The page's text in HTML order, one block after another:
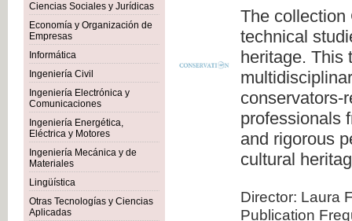
Ciencias Sociales y Jurídicas
Economía y Organización de
Empresas
Informática
Ingeniería Civil
Ingeniería Electrónica y
Comunicaciones
Ingeniería Energética,
Eléctrica y Motores
Ingeniería Mecánica y de
Materiales
Lingüística
Otras Tecnologías y Ciencias
Aplicadas
The collection
technical
heritage. This
conservators-
professionals
and rigorous
cultural
Director: Laura
Publication